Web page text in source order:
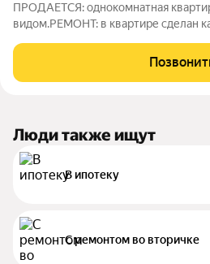
ПРОДАЕТСЯ: однокомнатная
видом.РЕМОНТ: в квартире сделан
техника.ИНФРАСТРУКТУРА: В пешей
летнее озеро, магазины, аптеки,
Люди также ищут
В ипотеку
С ремонтом во вторичке